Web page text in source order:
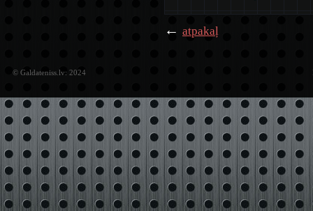
← atpakaļ
© Galdateniss.lv: 2024